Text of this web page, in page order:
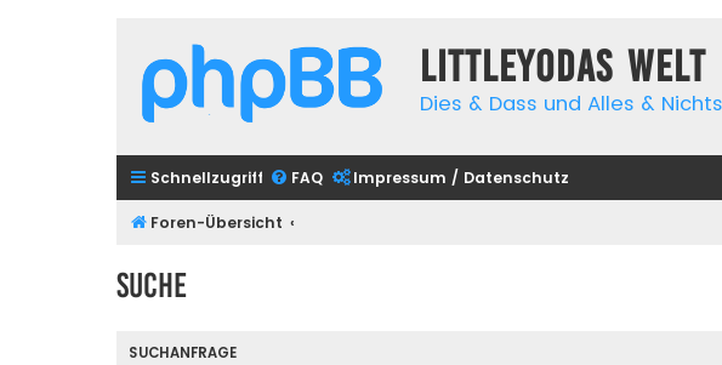
Littleyodas Welt
Dies & Dass und Alles & Nichts
Schnellzugriff FAQ Impressum / Datenschutz
Foren-Übersicht
Suche
SUCHANFRAGE